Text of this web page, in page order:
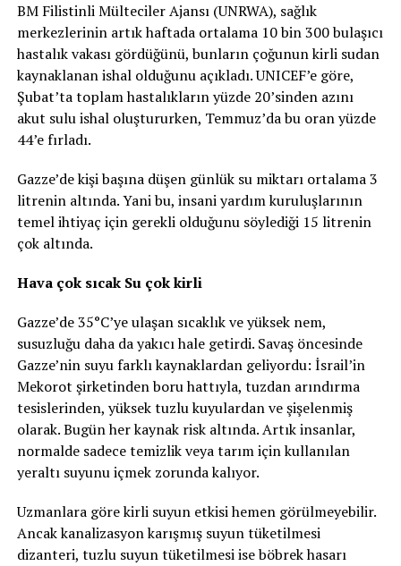
BM Filistinli Mülteciler Ajansı (UNRWA), sağlık
merkezlerinin artık haftada ortalama 10 bin 300 bulaşıcı
hastalık vakası gördüğünü, bunların çoğunun kirli sudan
kaynaklanan ishal olduğunu açıkladı. UNICEF’e göre,
Şubat’ta toplam hastalıkların yüzde 20’sinden azını
akut sulu ishal oluştururken, Temmuz’da bu oran yüzde
44’e fırladı.
Gazze’de kişi başına düşen günlük su miktarı ortalama 3
litrenin altında. Yani bu, insani yardım kuruluşlarının
temel ihtiyaç için gerekli olduğunu söylediği 15 litrenin
çok altında.
Hava çok sıcak Su çok kirli
Gazze’de 35°C’ye ulaşan sıcaklık ve yüksek nem,
susuzluğu daha da yakıcı hale getirdi. Savaş öncesinde
Gazze’nin suyu farklı kaynaklardan geliyordu: İsrail’in
Mekorot şirketinden boru hattıyla, tuzdan arındırma
tesislerinden, yüksek tuzlu kuyulardan ve şişelenmiş
olarak. Bugün her kaynak risk altında. Artık insanlar,
normalde sadece temizlik veya tarım için kullanılan
yeraltı suyunu içmek zorunda kalıyor.
Uzmanlara göre kirli suyun etkisi hemen görülmeyebilir.
Ancak kanalizasyon karışmış suyun tüketilmesi
dizanteri, tuzlu suyun tüketilmesi ise böbrek hasarı